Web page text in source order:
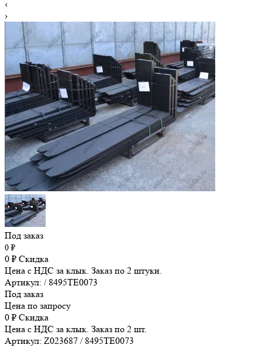
‹
›
Под заказ
0 ₽
0 ₽ Скидка
Цена с НДС за клык. Заказ по 2 штуки.
Артикул: / 8495TE0073
Под заказ
Цена по запросу
0 ₽ Скидка
Цена с НДС за клык. Заказ по 2 шт.
Артикул: Z023687 / 8495TE0073